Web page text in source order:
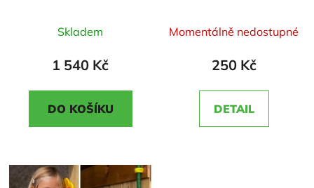
hodnocení
produktu
5,0
z
Skladem
1 540 Kč
DO KOŠÍKU
hodnocení
produktu
5,0
z
Momentálně nedostupné
250 Kč
DETAIL